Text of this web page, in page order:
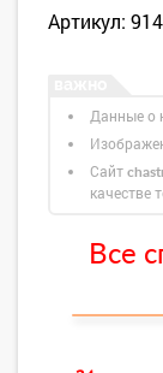
Артикул:
Данные о
Сайт
качестве
Все